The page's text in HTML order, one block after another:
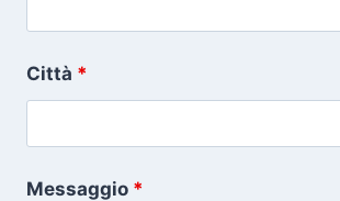
Città *
Messaggio *